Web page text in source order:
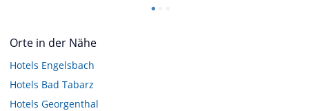
Orte in der Nähe
Hotels Engelsbach
Hotels Bad Tabarz
Hotels Georgenthal